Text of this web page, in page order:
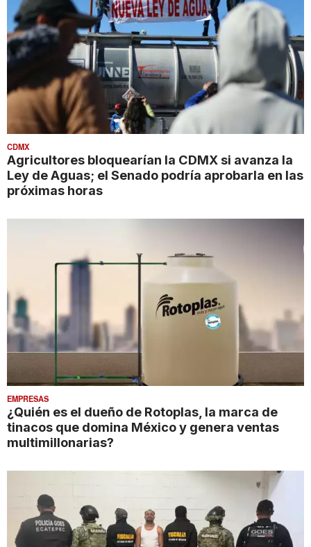
CDMX
Agricultores bloquearían la CDMX si avanza la
Ley de Aguas; el Senado podría aprobarla en las
próximas horas
EMPRESAS
¿Quién es el dueño de Rotoplas, la marca de
tinacos que domina México y genera ventas
multimillonarias?